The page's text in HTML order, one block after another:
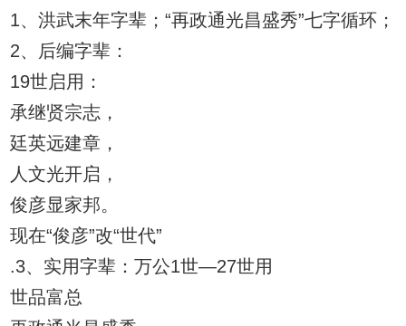
1、洪武末年字辈；“再政通光昌盛秀”七字循环；
2、后编字辈：
19世启用：
承继贤宗志，
廷英远建章，
人文光开启，
俊彦显家邦。
现在“俊彦”改“世代”
.3、实用字辈：万公1世—27世用
世品富总